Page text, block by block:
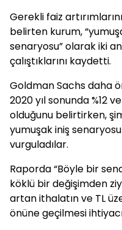
Gerekli faiz
belirten kurum,
senaryosu” olarak iki
çalıştıklarını kaydetti.
Goldman Sachs daha
2020 yıl sonunda %12
olduğunu belirtirken,
yumuşak iniş
vurguladılar.
Raporda “Böyle bir
köklü bir değişimden
artan ithalatın ve TL
önüne geçilmesi